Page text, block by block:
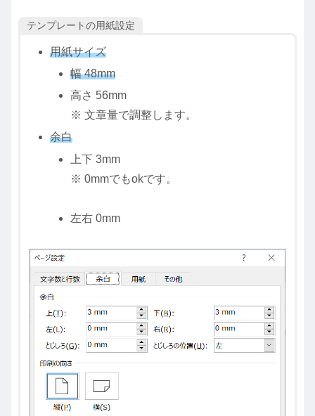
テンプレートの用紙設定
用紙サイズ
幅 48mm
高さ 56mm
※ 文章量で調整します。
余白
上下 3mm
※ 0mmでもokです。
左右 0mm